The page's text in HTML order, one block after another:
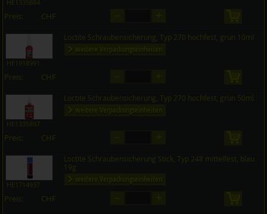
HE1335884
Preis: CHF
HE1918991
Loctite Schraubensicherung, Typ 270 hochfest, grün 10ml
weitere Verpackungseinheiten
Preis: CHF
HE1335897
Loctite Schraubensicherung, Typ 270 hochfest, grün 50ml
weitere Verpackungseinheiten
Preis: CHF
HE1714937
Loctite Schraubensicherung Stick, Typ 248 mittelfest, blau
19g
weitere Verpackungseinheiten
Preis: CHF